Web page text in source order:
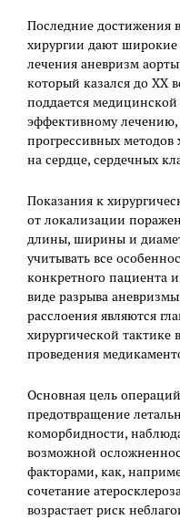
Последние достижения
хирургии дают широкие
лечения аневризм
который казался до XX
поддается
эффективному
прогрессивных методов
на сердце, сердечных
Показания к
от локализации
длины, ширины и
учитывать все
конкретного пациента
виде разрыва
расслоения являются
хирургической тактике
проведения
Основная цель
предотвращение
коморбидности,
возможной
факторами, как,
сочетание
возрастает риск